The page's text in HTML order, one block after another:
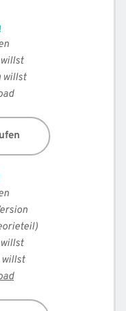
willst
willst